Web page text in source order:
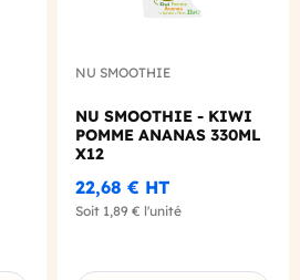
NU SMOOTHIE
NU SMOOTHIE - KIWI
POMME ANANAS 330ML
X12
22,68 € HT
Soit 1,89 € l'unité